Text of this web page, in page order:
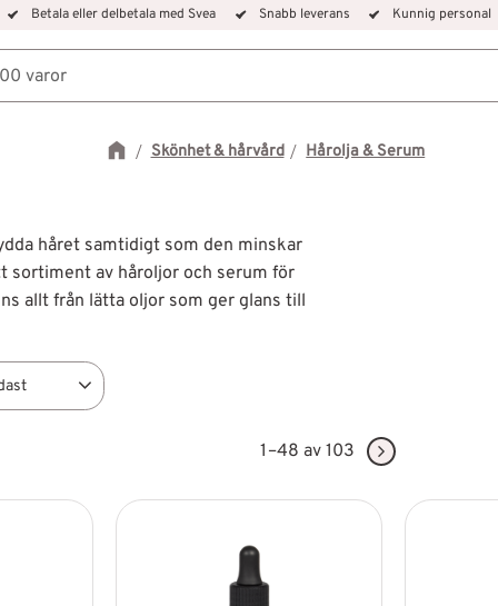
Betala eller delbetala med Svea Snabb leverans Kunnig personal
Skönhet & hårvård Hårolja & Serum
håret samtidigt som den minskar
sortiment av håroljor och serum för
allt från lätta oljor som ger glans till
1–48 av 103